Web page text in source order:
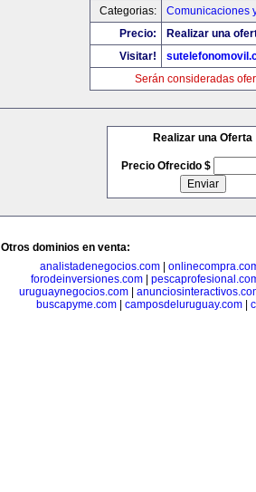
Categorias:
Comunicaciones
Precio:
Realizar una
Visitar!
Serán consideradas
Realizar una Oferta
Precio Ofrecido $
Otros dominios en venta:
analistadenegocios.com
forodeinversiones.com
uruguaynegocios.com|
buscapyme.com
camposdeluruguay.com